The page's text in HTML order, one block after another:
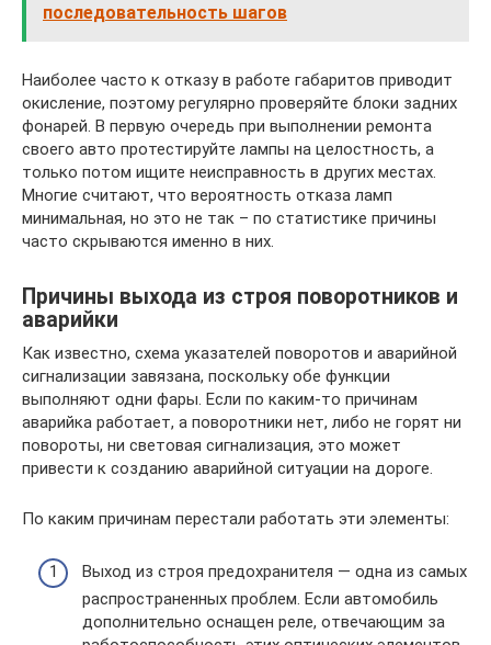
последовательность шагов
Наиболее часто к отказу в работе габаритов приводит
окисление, поэтому регулярно проверяйте блоки задних
фонарей. В первую очередь при выполнении ремонта
своего авто протестируйте лампы на целостность, а
только потом ищите неисправность в других местах.
Многие считают, что вероятность отказа ламп
минимальная, но это не так – по статистике причины
часто скрываются именно в них.
Причины выхода из строя поворотников и
аварийки
Как известно, схема указателей поворотов и аварийной
сигнализации завязана, поскольку обе функции
выполняют одни фары. Если по каким-то причинам
аварийка работает, а поворотники нет, либо не горят ни
повороты, ни световая сигнализация, это может
привести к созданию аварийной ситуации на дороге.
По каким причинам перестали работать эти элементы:
Выход из строя предохранителя — одна из самых
распространенных проблем. Если автомобиль
дополнительно оснащен реле, отвечающим за